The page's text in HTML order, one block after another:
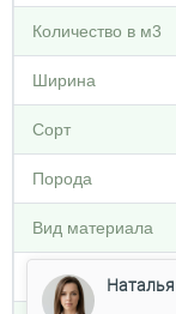
Количество в м3
Ширина
Сорт
Порода
Вид материала
Влажность